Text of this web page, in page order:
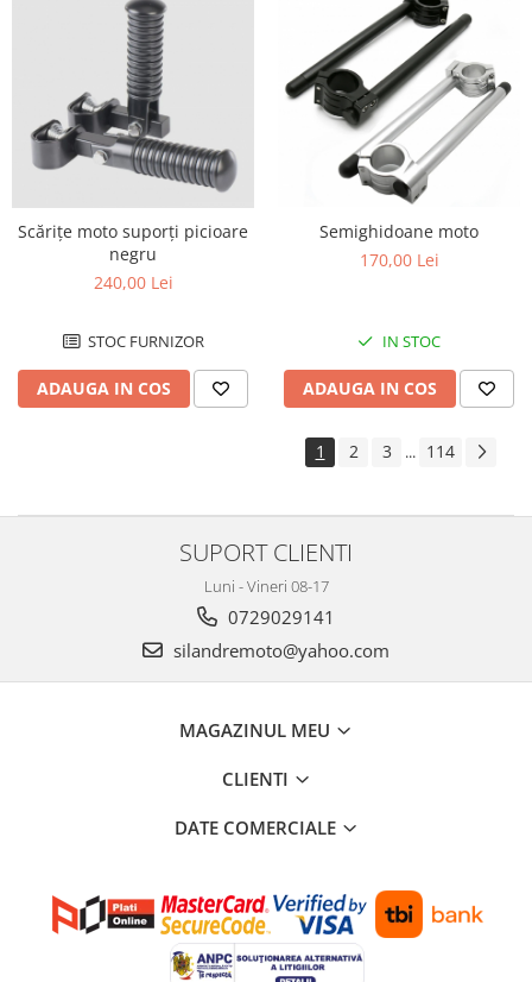
Scărițe moto suporți picioare
negru
240,00 Lei
STOC FURNIZOR
ADAUGA IN COS
Semighidoane moto
170,00 Lei
IN STOC
ADAUGA IN COS
1 2 3 ... 114
SUPORT CLIENTI
Luni - Vineri 08-17
0729029141
silandremoto@yahoo.com
MAGAZINUL MEU
CLIENTI
DATE COMERCIALE